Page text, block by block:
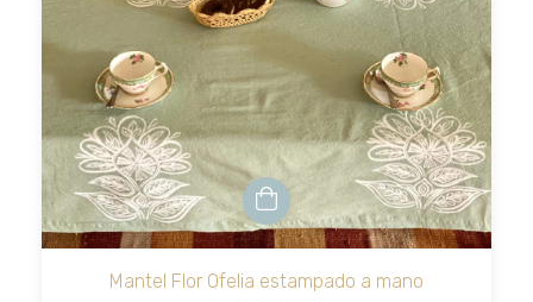
Mantel Flor Ofelia estampado a mano